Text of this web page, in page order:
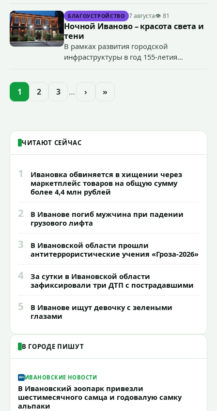
террористического акта на объекте
органов государственной власти.
«Гроза-2026».
БЛАГОУСТРОЙСТВО 7 августа👁 81
Ночной Иваново – красота света и
тени
В рамках развития городской
инфраструктуры в год 155-летия
проекта подсветки исторических
1 2 3 … › »
ЧИТАЮТ СЕЙЧАС
1
Ивановка обвиняется в хищении через
маркетплейс товаров на общую сумму
более 4,4 млн рублей
2
В Иванове погиб мужчина при падении
грузового лифта
3
В Ивановской области прошли
антитеррористические учения «Гроза-2026»
4
За сутки в Ивановской области
зафиксировали три ДТП с пострадавшими
5
В Иванове ищут девочку с зелеными
глазами
В ГОРОДЕ ПИШУТ
ИВАНОВСКИЕ НОВОСТИ
В Ивановский зоопарк привезли
шестимесячного самца и годовалую самку
альпаки